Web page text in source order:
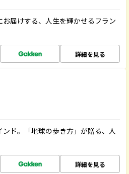
届けする、人生を輝かせるフラン
詳細を見る
ド。「地球の歩き方」が贈る、人
詳細を見る